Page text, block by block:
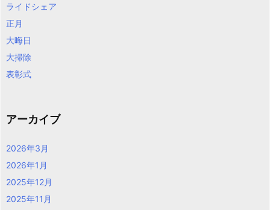
ライドシェア
正月
大晦日
大掃除
表彰式
アーカイブ
2026年3月
2026年1月
2025年12月
2025年11月